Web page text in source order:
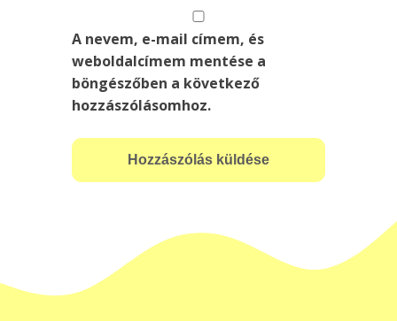
A nevem, e-mail címem, és
weboldalcímem mentése a
böngészőben a következő
hozzászólásomhoz.